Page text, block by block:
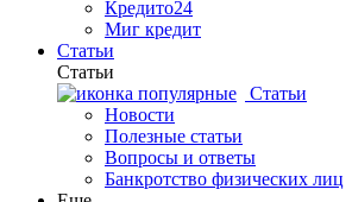
Кредито24
Миг кредит
Статьи
Статьи
Статьи
Новости
Полезные статьи
Вопросы и ответы
Банкротство физических лиц